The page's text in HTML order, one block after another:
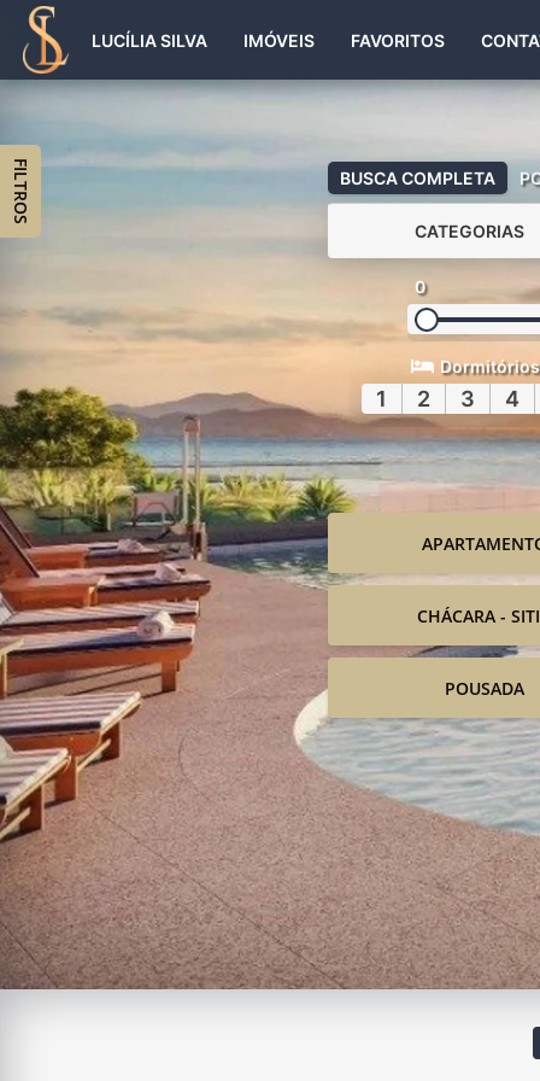
LUCÍLIA SILVA IMÓVEIS FAVORITOS
BUSCA COMPLETA
CATEGORIAS
0
Dormitórios
1 2 3 4
CHÁCARA -
POUSADA
FILTROS